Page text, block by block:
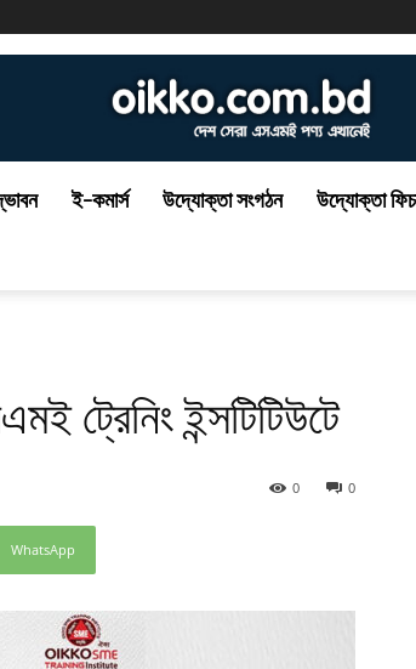
ই-কমার্স উদ্যোক্তা সংগঠন উদ্যোক্তা
ট্রেনিং ইন্সটিটিউটে
0
0
WhatsApp